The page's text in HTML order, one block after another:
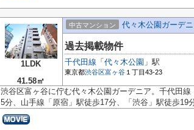
1LDK
41.58㎡
中古マンション 代々木公園ガーデ
過去掲載物件
千代田線 「 代々木公園 」駅
東京都渋谷区富ヶ谷 １丁目43-23
渋谷区富ヶ谷に佇む代々木公園ガーデニア。千代田
5分、山手線「原宿」駅徒歩17分、「渋谷」駅徒歩19